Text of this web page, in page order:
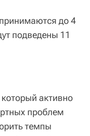
до 4
подведены 11
активно
проблем
темпы